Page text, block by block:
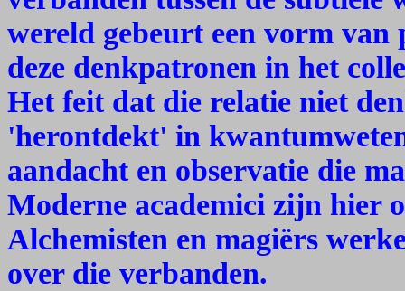
wereld gebeurt een vorm
deze denkpatronen in het
Het feit dat die relatie niet
'herontdekt' in
aandacht en observatie die
Moderne academici zijn hier
Alchemisten en magiërs
over die verbanden.